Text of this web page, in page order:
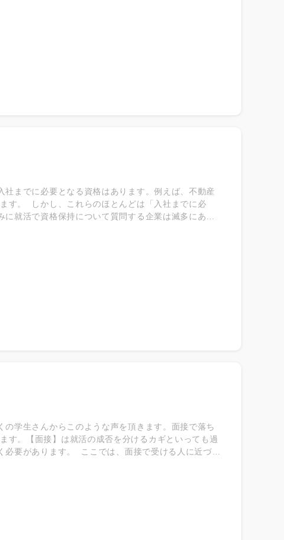
までに必要となる資格はあります。例えば、不動産
す。 しかし、これらのほとんどは「入社までに必
就活で資格保持について質問する企業は滅多にあり
学生さんからこのような声を頂きます。面接で落ち
す。【面接】は就活の成否を分けるカギといっても過
要があります。 ここでは、面接で受ける人に近づく